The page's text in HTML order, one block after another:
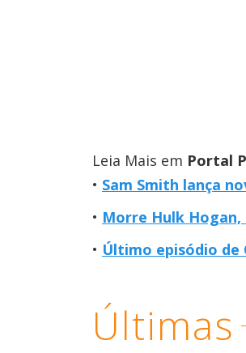
Leia Mais em Portal
Sam Smith lança
Morre Hulk
Último episódio de
Últimas